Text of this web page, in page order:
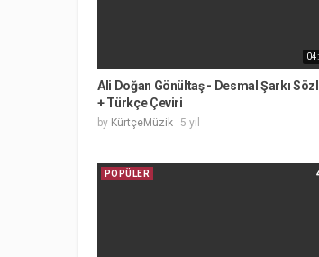
Ali Doğan Gönültaş - Desmal Şarkı
+ Türkçe Çeviri
by KürtçeMüzik 5 yıl
POPÜLER